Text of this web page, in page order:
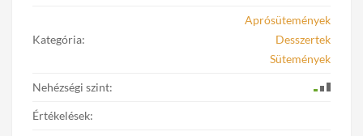
Kategória:
Aprósütemények
Desszertek
Sütemények
Nehézségi szint:
Értékelések: